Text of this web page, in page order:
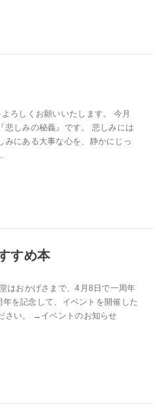
ろしくお願いいたします。 今月
悲しみの秘義』です。 悲しみには
みにある大事な心を、静かにじっ
すめ本
はおかげさまで、4月8日で一周年
を記念して、イベントを開催した
さい。 →イベントのお知らせ